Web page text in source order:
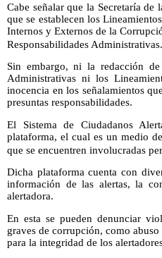
Cabe señalar que la Secretaría
que se establecen los
Internos y Externos de la
Responsabilidades Administrativas.
Sin embargo, ni la redacción
Administrativas ni los
inocencia en los señalamientos
presuntas responsabilidades.
El Sistema de Ciudadanos
plataforma, el cual es un medio
que se encuentren involucradas
Dicha plataforma cuenta con
información de las alertas, la
alertadora.
En esta se pueden denunciar
graves de corrupción, como
para la integridad de los